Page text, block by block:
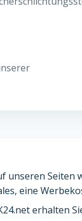
unseren
eine
erhalten